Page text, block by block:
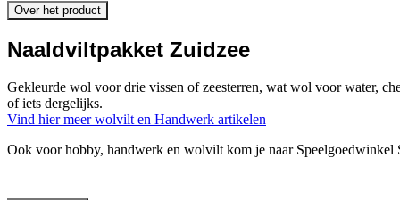
Over het product
Naaldviltpakket Zuidzee
Gekleurde wol voor drie vissen of zeesterren, wat wol voor water,
of iets dergelijks.
Vind hier meer wolvilt en Handwerk artikelen
Ook voor hobby, handwerk en wolvilt kom je naar Speelgoedwinkel